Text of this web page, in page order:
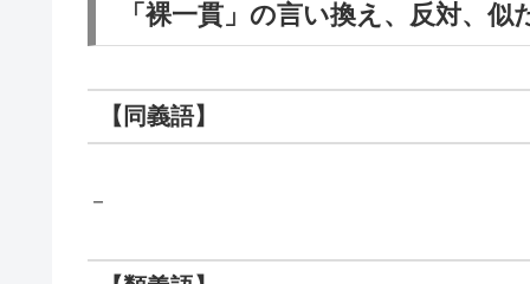
「裸一貫」の言い換え、反対、似
【同義語】
－